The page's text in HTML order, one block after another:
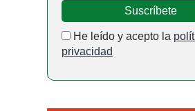
He leído y acepto la
privacidad